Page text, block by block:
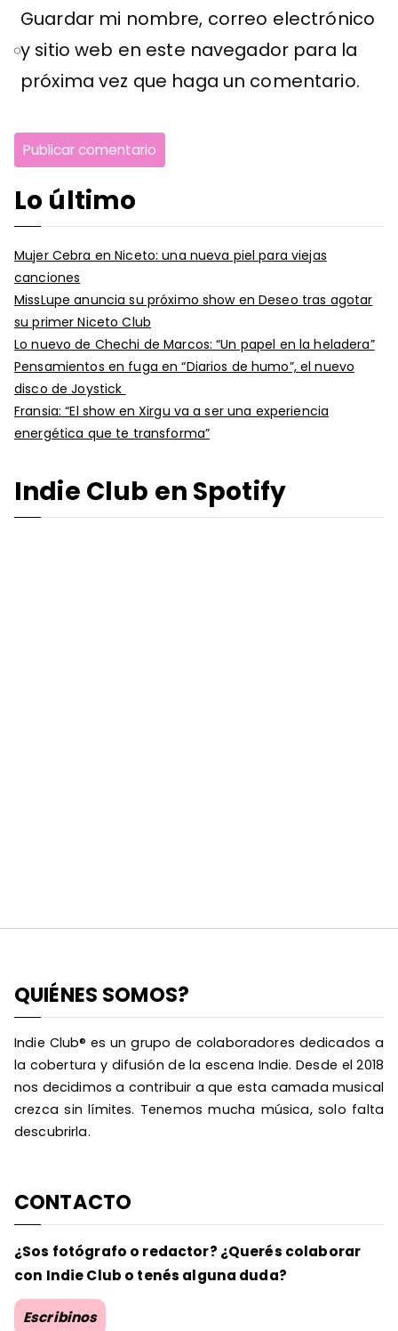
Guardar mi nombre, correo electrónico
y sitio web en este navegador para la
próxima vez que haga un comentario.
Lo último
Mujer Cebra en Niceto: una nueva piel para viejas
canciones
MissLupe anuncia su próximo show en Deseo tras agotar
su primer Niceto Club
Lo nuevo de Chechi de Marcos: “Un papel en la heladera”
Pensamientos en fuga en “Diarios de humo”, el nuevo
disco de Joystick
Fransia: “El show en Xirgu va a ser una experiencia
energética que te transforma”
Indie Club en Spotify
QUIÉNES SOMOS?
Indie Club® es un grupo de colaboradores dedicados a
la cobertura y difusión de la escena Indie. Desde el 2018
nos decidimos a contribuir a que esta camada musical
crezca sin límites. Tenemos mucha música, solo falta
descubrirla.
CONTACTO
¿Sos fotógrafo o redactor? ¿Querés colaborar
con Indie Club o tenés alguna duda?
Escribinos